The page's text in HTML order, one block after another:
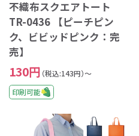
不織布スクエアトート
TR-0436 【ピーチピン
ク、ビビッドピンク：完
売】
130円 （税込:143円）～
印刷可能